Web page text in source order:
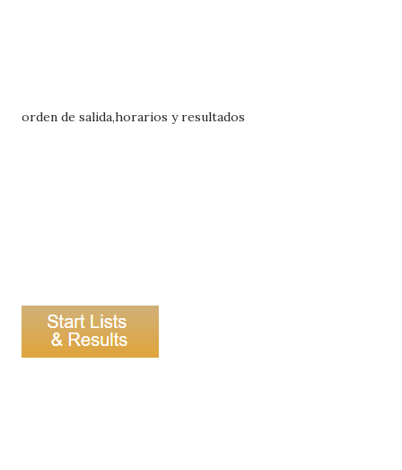
orden de salida,horarios y resultados